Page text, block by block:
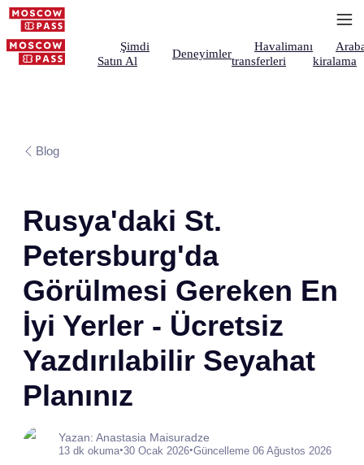
Şimdi
Satın Al
Deneyimler
Havalimanı
transferleri
kiralama
Blog
Rusya'daki St.
Petersburg'da
Görülmesi Gereken En
İyi Yerler - Ücretsiz
Yazdırılabilir Seyahat
Planınız
Yazan: Anastasia Maisuradze
13 dk okuma•30 Ocak 2026•Güncelleme 06 Ağustos 2026